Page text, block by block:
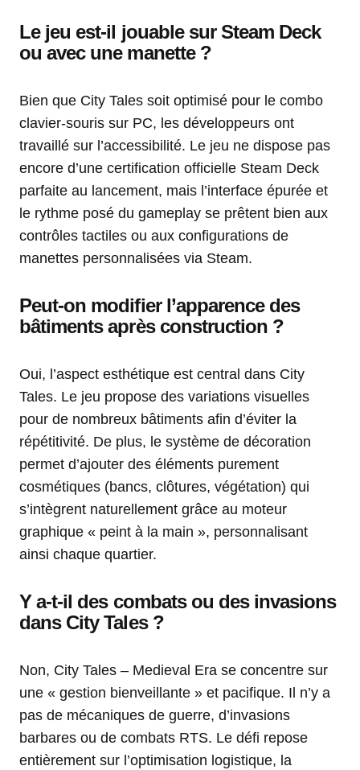
Le jeu est-il jouable sur Steam Deck
ou avec une manette ?
Bien que City Tales soit optimisé pour le combo
clavier-souris sur PC, les développeurs ont
travaillé sur l’accessibilité. Le jeu ne dispose pas
encore d’une certification officielle Steam Deck
parfaite au lancement, mais l’interface épurée et
le rythme posé du gameplay se prêtent bien aux
contrôles tactiles ou aux configurations de
manettes personnalisées via Steam.
Peut-on modifier l’apparence des
bâtiments après construction ?
Oui, l’aspect esthétique est central dans City
Tales. Le jeu propose des variations visuelles
pour de nombreux bâtiments afin d’éviter la
répétitivité. De plus, le système de décoration
permet d’ajouter des éléments purement
cosmétiques (bancs, clôtures, végétation) qui
s’intègrent naturellement grâce au moteur
graphique « peint à la main », personnalisant
ainsi chaque quartier.
Y a-t-il des combats ou des invasions
dans City Tales ?
Non, City Tales – Medieval Era se concentre sur
une « gestion bienveillante » et pacifique. Il n’y a
pas de mécaniques de guerre, d’invasions
barbares ou de combats RTS. Le défi repose
entièrement sur l’optimisation logistique, la